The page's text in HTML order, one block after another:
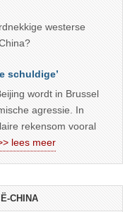
westerse
schuldige’
wordt in Brussel
agressie. In
rekensom vooral
lees meer
CHINA